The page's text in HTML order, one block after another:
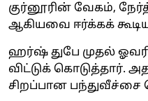
குர்னூரின் வேகம்,
ஆகியவை ஈர்க்கக்
ஹர்ஷ் துபே முதல்
விட்டுக் கொடுத்தார்.
சிறப்பான பந்துவீச்சை